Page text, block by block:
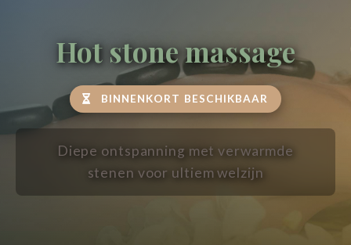
Hot stone massage
BINNENKORT BESCHIKBAAR
Diepe ontspanning met verwarmde
stenen voor ultiem welzijn